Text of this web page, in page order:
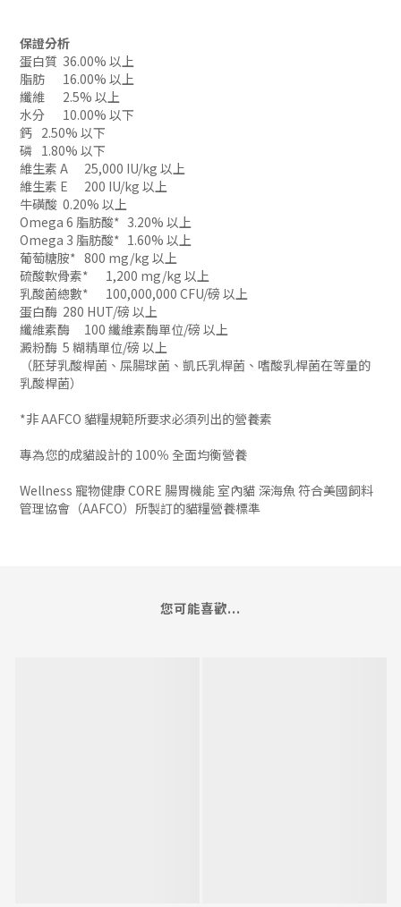
保證分析
蛋白質 36.00% 以上
脂肪
16.00% 以上
纖維
2.5% 以上
水分
10.00% 以下
鈣 2.50% 以下
磷 1.80% 以下
維生素 A
25,000 IU/kg 以上
維生素 E
200 IU/kg 以上
牛磺酸 0.20% 以上
Omega 6 脂肪酸* 3.20% 以上
Omega 3 脂肪酸* 1.60% 以上
葡萄糖胺* 800 mg/kg 以上
硫酸軟骨素*
1,200 mg/kg 以上
乳酸菌總數*
100,000,000 CFU/磅 以上
蛋白酶 280 HUT/磅 以上
纖維素酶
100 纖維素酶單位/磅 以上
澱粉酶 5 糊精單位/磅 以上
（胚芽乳酸桿菌、屎腸球菌、凱氏乳桿菌、嗜酸乳桿菌在等量的
乳酸桿菌）
*非 AAFCO 貓糧規範所要求必須列出的營養素
專為您的成貓設計的 100％ 全面均衡營養
Wellness 寵物健康 CORE 腸胃機能 室內貓 深海魚 符合美國飼料
管理協會（AAFCO）所製訂的貓糧營養標準
您可能喜歡...